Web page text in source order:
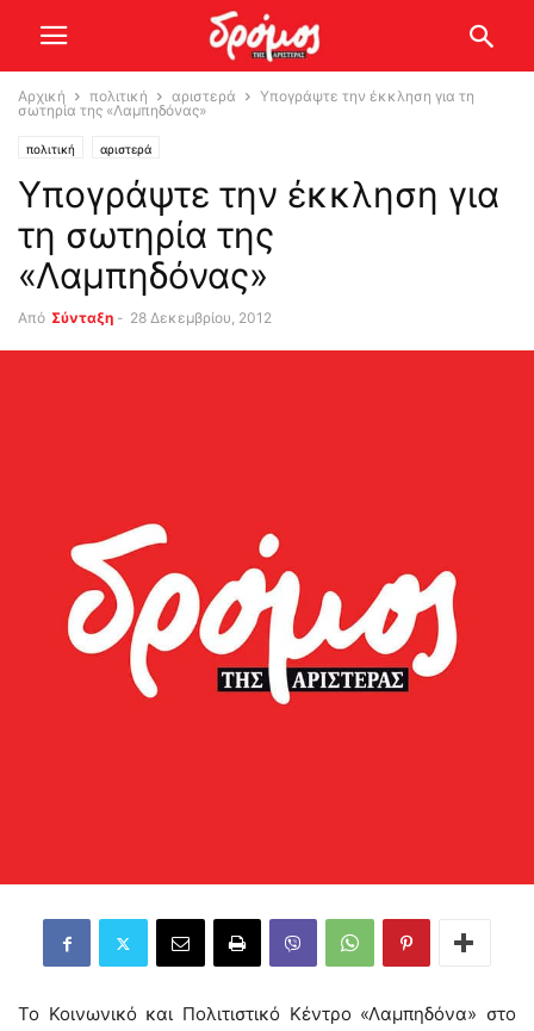
Αρχική πολιτική αριστερά
Υπογράψτε την έκκληση για τη
σωτηρία της «Λαμπηδόνας»
πολιτική αριστερά
Υπογράψτε την έκκληση για
τη σωτηρία της
«Λαμπηδόνας»
Από Σύνταξη - 28 Δεκεμβρίου, 2012
Το Κοινωνικό και Πολιτιστικό Κέντρο «Λαμπηδόνα» στο